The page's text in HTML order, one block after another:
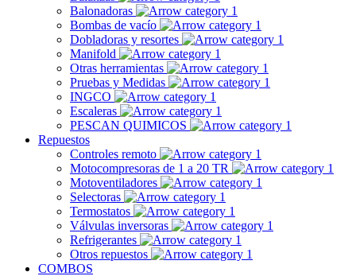
Balonadoras
Bombas de vacío
Dobladoras y resortes
Manifold
Otras herramientas
Pruebas y Medidas
INGCO
Escaleras
PESCAN QUIMICOS
Repuestos
Controles remoto
Motocompresoras de 1 a 20 TR
Motoventiladores
Selectoras
Termostatos
Válvulas inversoras
Refrigerantes
Otros repuestos
COMBOS